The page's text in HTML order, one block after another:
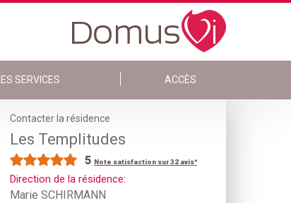
LES SERVICES ACCÈS
Contacter la résidence
Les Templitudes
5 Note satisfaction sur 32 avis*
Direction de la résidence:
Marie SCHIRMANN